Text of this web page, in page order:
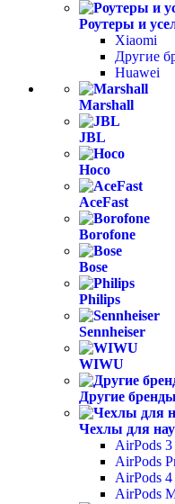
Роутеры и
Xiaomi
Другие
Huawei
Marshall
JBL
Hoco
AceFast
Borofone
Bose
Philips
Sennheiser
WIWU
Другие бренды
Чехлы для
AirPods 3
AirPods
AirPods 4
AirPods